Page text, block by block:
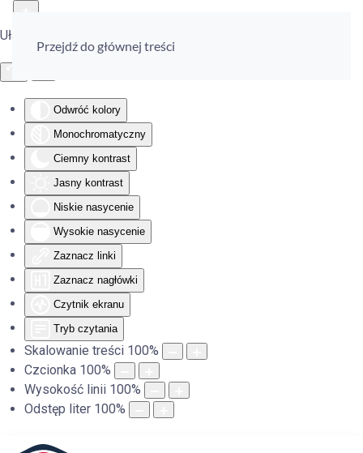
Ułatwienia dostępu
Odwróć kolory
Monochromatyczny
Ciemny kontrast
Jasny kontrast
Niskie nasycenie
Wysokie nasycenie
Zaznacz linki
Zaznacz nagłówki
Czytnik ekranu
Tryb czytania
Skalowanie treści 100%
Czcionka 100%
Wysokość linii 100%
Odstęp liter 100%
Przejdź do głównej treści